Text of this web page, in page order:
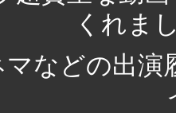
くれま
マなどの出